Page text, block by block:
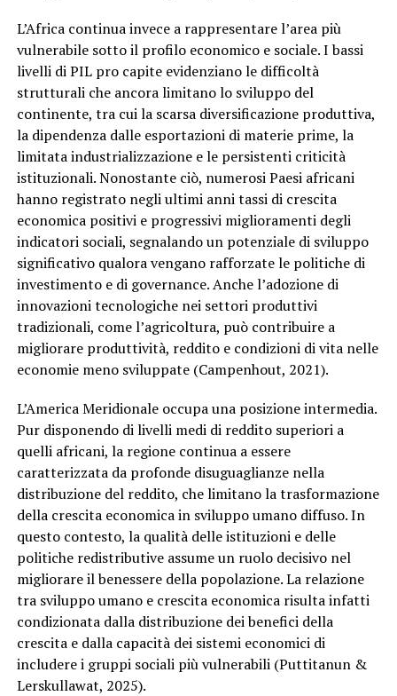
L’Africa continua invece a rappresentare l’area più
vulnerabile sotto il profilo economico e sociale. I bassi
livelli di PIL pro capite evidenziano le difficoltà
strutturali che ancora limitano lo sviluppo del
continente, tra cui la scarsa diversificazione produttiva,
la dipendenza dalle esportazioni di materie prime, la
limitata industrializzazione e le persistenti criticità
istituzionali. Nonostante ciò, numerosi Paesi africani
hanno registrato negli ultimi anni tassi di crescita
economica positivi e progressivi miglioramenti degli
indicatori sociali, segnalando un potenziale di sviluppo
significativo qualora vengano rafforzate le politiche di
investimento e di governance. Anche l’adozione di
innovazioni tecnologiche nei settori produttivi
tradizionali, come l’agricoltura, può contribuire a
migliorare produttività, reddito e condizioni di vita nelle
economie meno sviluppate (Campenhout, 2021).
L’America Meridionale occupa una posizione intermedia.
Pur disponendo di livelli medi di reddito superiori a
quelli africani, la regione continua a essere
caratterizzata da profonde disuguaglianze nella
distribuzione del reddito, che limitano la trasformazione
della crescita economica in sviluppo umano diffuso. In
questo contesto, la qualità delle istituzioni e delle
politiche redistributive assume un ruolo decisivo nel
migliorare il benessere della popolazione. La relazione
tra sviluppo umano e crescita economica risulta infatti
condizionata dalla distribuzione dei benefici della
crescita e dalla capacità dei sistemi economici di
includere i gruppi sociali più vulnerabili (Puttitanun &
Lerskullawat, 2025).